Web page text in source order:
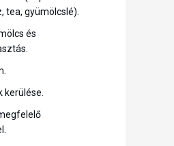
tea, gyümölcslé).
és
kerülése.